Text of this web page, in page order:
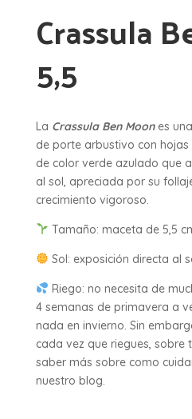
Crassula
5,5
La Crassula Ben Moones
de porte arbustivo con
de color verde azulado que
al sol, apreciada por su
crecimiento vigoroso.
Tamaño: maceta de 5,5
Sol: exposición directa al
Riego: no necesita de
4 semanas de primavera a
nada en invierno. Sin
cada vez que riegues, sobre
saber más sobre como
nuestro blog.